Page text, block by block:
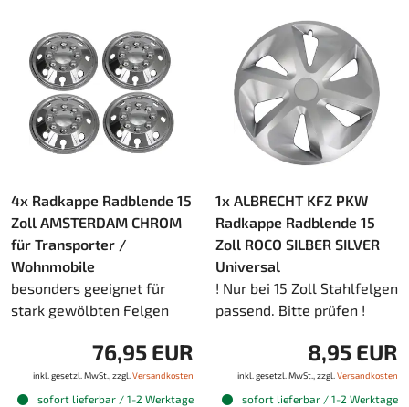
4x Radkappe Radblende 15
Zoll AMSTERDAM CHROM
für Transporter /
Wohnmobile
besonders geeignet für
stark gewölbten Felgen
76,95 EUR
inkl. gesetzl. MwSt., zzgl. Versandkosten
sofort lieferbar / 1-2 Werktage
1x ALBRECHT KFZ PKW
Radkappe Radblende 15
Zoll ROCO SILBER SILVER
Universal
! Nur bei 15 Zoll Stahlfelgen
passend. Bitte prüfen !
8,95 EUR
inkl. gesetzl. MwSt., zzgl. Versandkosten
sofort lieferbar / 1-2 Werktage